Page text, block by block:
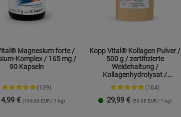
Magnesium forte /
Komplex / 165 mg /
90 Kapseln
(139)
€ (194,68 EUR / 1 kg)
Kopp Vital® Kollagen Pulver /
500 g / zertifizierte
Weidehaltung /
Kollagenhydrolysat /
Kollagenpeptid / 91% Eiweiß
(164)
29,99 € (59,98 EUR / 1 kg)